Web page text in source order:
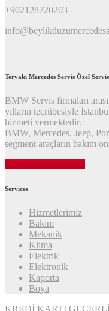
+902128720203
Teryaki Mercedes Servis Özel
BMW Servis firmaları
yılların tecrübesiyle
hizmeti vermektedir.
BMW, Mercedes, Jeep,
segment araçların bakım
Services
Hizmetlerimiz
Bakım
Mekanik
Klima
Elektrik
Elektronik
Kaporta
Boya